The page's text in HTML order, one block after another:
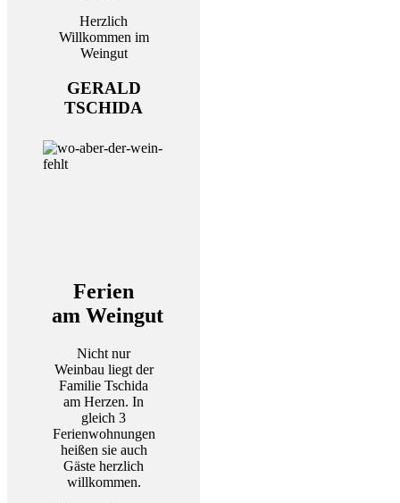
Herzlich
Willkommen im
Weingut
GERALD
TSCHIDA
Ferien
am Weingut
Nicht nur
Weinbau liegt der
Familie Tschida
am Herzen. In
gleich 3
Ferienwohnungen
heißen sie auch
Gäste herzlich
willkommen.